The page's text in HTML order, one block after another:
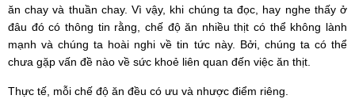
ăn chay và thuần chay. Vì vậy, khi chúng ta đọc, hay nghe thấy ở
đâu đó có thông tin rằng, chế độ ăn nhiều thịt có thể không lành
mạnh và chúng ta hoài nghi về tin tức này. Bởi, chúng ta có thể
chưa gặp vấn đề nào về sức khoẻ liên quan đến việc ăn thịt.
Thực tế, mỗi chế độ ăn đều có ưu và nhược điểm riêng.